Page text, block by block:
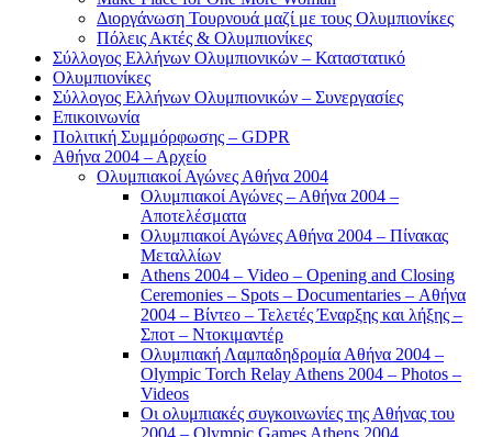
Διοργάνωση Τουρνουά μαζί με τους Ολυμπιονίκες
Πόλεις Ακτές & Ολυμπιονίκες
Σύλλογος Ελλήνων Ολυμπιονικών – Καταστατικό
Ολυμπιονίκες
Σύλλογος Ελλήνων Ολυμπιονικών – Συνεργασίες
Επικοινωνία
Πολιτική Συμμόρφωσης – GDPR
Αθήνα 2004 – Αρχείο
Ολυμπιακοί Αγώνες Αθήνα 2004
Ολυμπιακοί Αγώνες – Αθήνα 2004 –
Αποτελέσματα
Ολυμπιακοί Αγώνες Αθήνα 2004 – Πίνακας
Μεταλλίων
Athens 2004 – Video – Opening and Closing
Ceremonies – Spots – Documentaries – Αθήνα
2004 – Βίντεο – Τελετές Έναρξης και λήξης –
Σποτ – Ντοκιμαντέρ
Ολυμπιακή Λαμπαδηδρομία Αθήνα 2004 –
Olympic Torch Relay Athens 2004 – Photos –
Videos
Οι ολυμπιακές συγκοινωνίες της Αθήνας του
2004 – Olympic Games Athens 2004